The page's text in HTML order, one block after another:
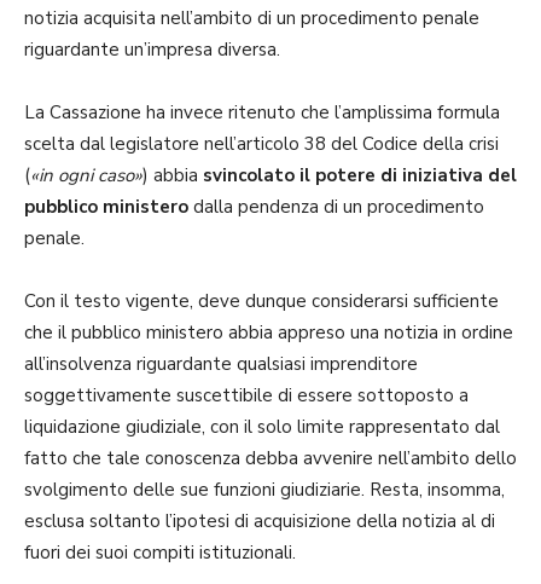
notizia acquisita nell’ambito di un procedimento penale
riguardante un’impresa diversa.
La Cassazione ha invece ritenuto che l’amplissima formula
scelta dal legislatore nell’articolo 38 del Codice della crisi
(«in ogni caso») abbia svincolato il potere di iniziativa del
pubblico ministero dalla pendenza di un procedimento
penale.
Con il testo vigente, deve dunque considerarsi sufficiente
che il pubblico ministero abbia appreso una notizia in ordine
all’insolvenza riguardante qualsiasi imprenditore
soggettivamente suscettibile di essere sottoposto a
liquidazione giudiziale, con il solo limite rappresentato dal
fatto che tale conoscenza debba avvenire nell’ambito dello
svolgimento delle sue funzioni giudiziarie. Resta, insomma,
esclusa soltanto l’ipotesi di acquisizione della notizia al di
fuori dei suoi compiti istituzionali.